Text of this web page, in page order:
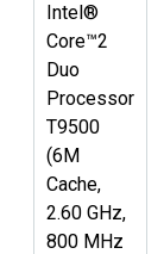
Intel®
Core™2
Duo
Processor
T9500
(6M
Cache,
2.60 GHz,
800 MHz